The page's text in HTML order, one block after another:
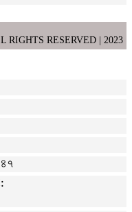
RIGHTS RESERVED | 2023